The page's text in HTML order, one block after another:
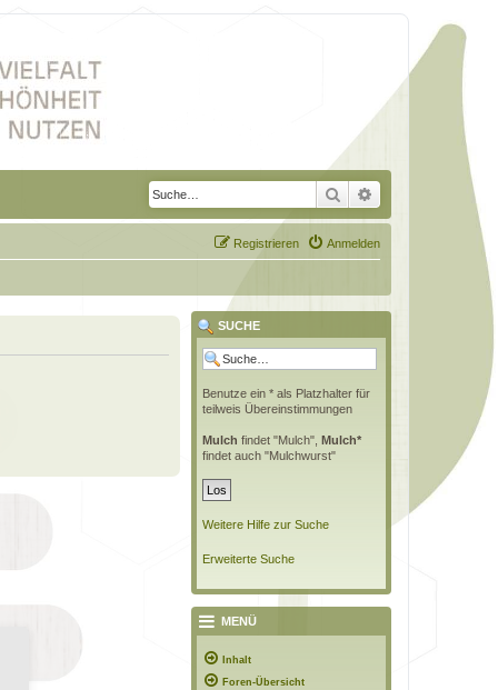
Suche Erweiterte Suche
Anmelden
Registrieren
SUCHE
Benutze ein * als Platzhalter für
teilweis Übereinstimmungen
Mulch findet "Mulch", Mulch*
findet auch "Mulchwurst"
Weitere Hilfe zur Suche
Erweiterte Suche
MENÜ
Inhalt
Foren-Übersicht